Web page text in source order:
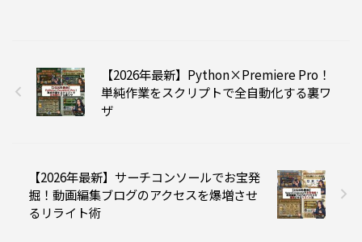
【2026年最新】Python×Premiere Pro！
単純作業をスクリプトで全自動化する裏ワ
ザ
【2026年最新】サーチコンソールでお宝発
掘！動画編集ブログのアクセスを爆増させ
るリライト術